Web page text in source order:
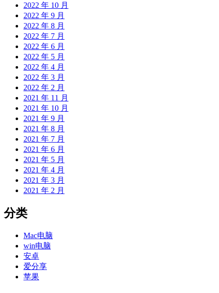
2022 年 10 月
2022 年 9 月
2022 年 8 月
2022 年 7 月
2022 年 6 月
2022 年 5 月
2022 年 4 月
2022 年 3 月
2022 年 2 月
2021 年 11 月
2021 年 10 月
2021 年 9 月
2021 年 8 月
2021 年 7 月
2021 年 6 月
2021 年 5 月
2021 年 4 月
2021 年 3 月
2021 年 2 月
分类
Mac电脑
win电脑
安卓
爱分享
苹果